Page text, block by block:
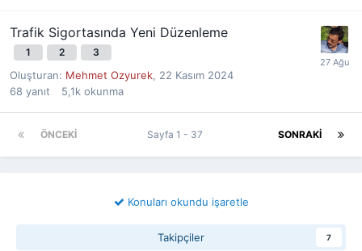
Trafik Sigortasında Yeni Düzenleme
1 2 3
Oluşturan: Mehmet Ozyurek, 22 Kasım 2024
68 yanıt 5,1k okunma
ÖNCEKI SONRAKI
Sayfa 1 - 37
Konuları okundu işaretle
Takipçiler 7